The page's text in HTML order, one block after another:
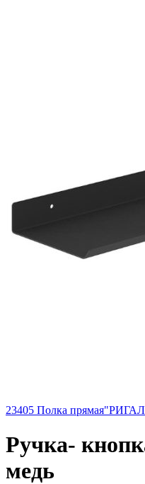
23405 Полка
Ручка-
медь